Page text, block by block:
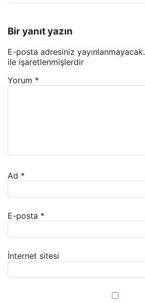
Bir yanıt yazın
E-posta adresiniz yayınlanmayacak.
ile işaretlenmişlerdir
Yorum *
Ad *
E-posta *
İnternet sitesi